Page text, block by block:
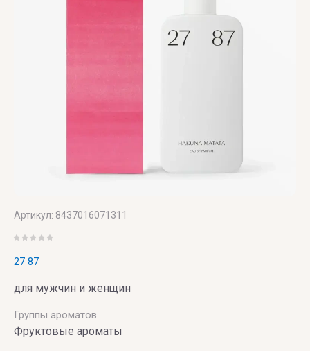
Артикул: 8437016071311
27 87
для мужчин и женщин
Группы ароматов
Фруктовые ароматы
VIKTOR
VILHELM
Camuto